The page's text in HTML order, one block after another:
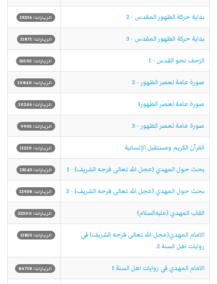
بداية حركة الظهور المقدس - 2 الزيارات: 13234
بداية حركة الظهور المقدس - 3 الزيارات: 11871
الزحف نحو القدس - 1 الزيارات: 15505
صورة عامة لعصر الظهور - 2 الزيارات: 10840
صورة عامة لعصر الظهور1 الزيارات: 10246
صورة عامة لعصر الظهور - 3 الزيارات: 9905
القرآن الكريم ومستقبل الإنسانية الزيارات: 11220
بحث حول المهدي (عجل الله تعالی فرجه الشریف) - 1 الزيارات: 13543
بحث حول المهدي (عجل الله تعالی فرجه الشریف) - 2 الزيارات: 12938
القاب المهدي (عليه‌السلام) الزيارات: 22200
الامام المهدي(عجل الله تعالی فرجه الشریف) في
روايات اهل السنة 2
الزيارات: 11853
الامام المهدي في روايات اهل السنة 1 الزيارات: 84718